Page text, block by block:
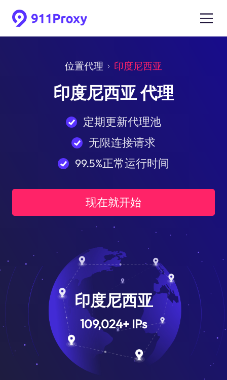
位置代理 印度尼西亚
印度尼西亚 代理
定期更新代理池
无限连接请求
99.5%正常运行时间
现在就开始
印度尼西亚
109,024+ IPs